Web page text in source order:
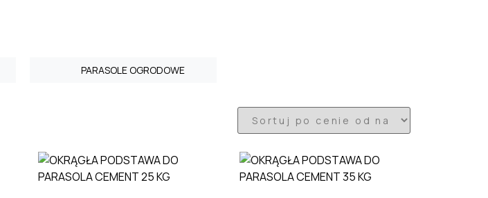
PARASOLE OGRODOWE